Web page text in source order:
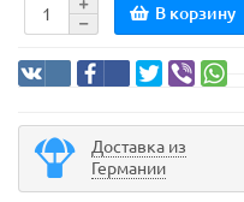
В корзину
Доставка из
Германии